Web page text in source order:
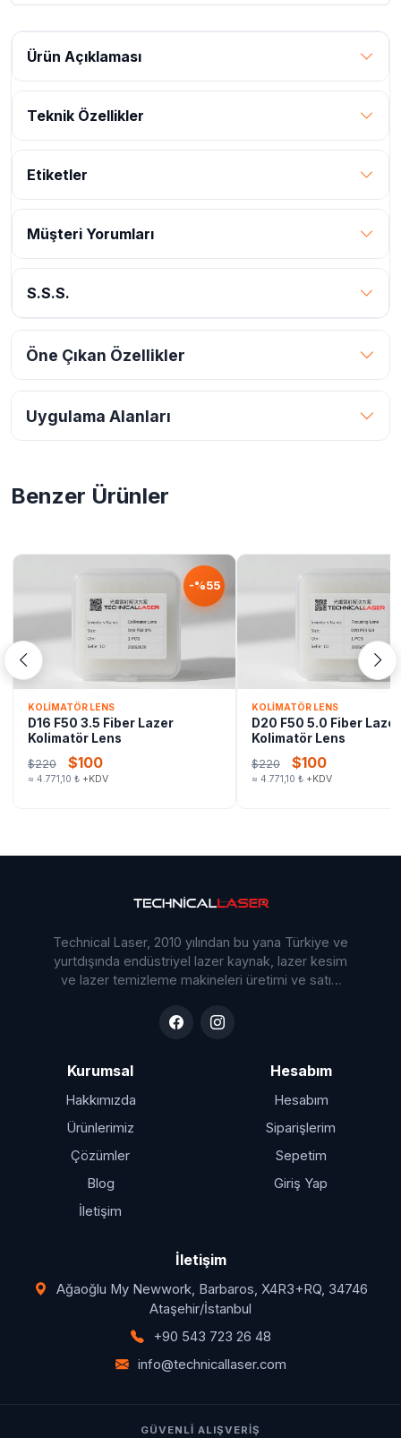
Ürün Açıklaması
Teknik Özellikler
Etiketler
Müşteri Yorumları
S.S.S.
Öne Çıkan Özellikler
Uygulama Alanları
Benzer Ürünler
-%55
KOLIMATÖR LENS
D16 F50 3.5 Fiber Lazer
Kolimatör Lens
$220 $100
≈ 4.771,10 ₺ +KDV
KOLIMATÖR LENS
D20 F50 5.0 Fiber Lazer
Kolimatör Lens
$220 $100
≈ 4.771,10 ₺ +KDV
Technical Laser, 2010 yılından bu yana Türkiye ve
yurtdışında endüstriyel lazer kaynak, lazer kesim
ve lazer temizleme makineleri üretimi ve satışı
deneyimli mühendis kadromuzla sektöre yön
Kurumsal
Hakkımızda
Ürünlerimiz
Çözümler
Blog
İletişim
Hesabım
Hesabım
Siparişlerim
Sepetim
Giriş Yap
İletişim
Ağaoğlu My Newwork, Barbaros, X4R3+RQ, 34746
Ataşehir/İstanbul
+90 543 723 26 48
info@technicallaser.com
GÜVENLI ALIŞVERIŞ